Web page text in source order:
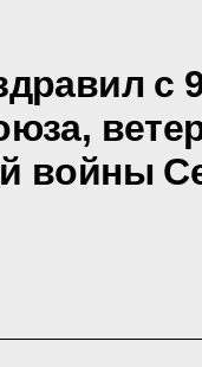
с
войны